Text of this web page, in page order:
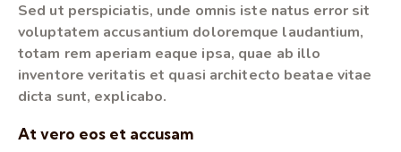
Sed ut perspiciatis, unde omnis iste natus error sit
voluptatem accusantium doloremque laudantium,
totam rem aperiam eaque ipsa, quae ab illo
inventore veritatis et quasi architecto beatae vitae
dicta sunt, explicabo.
At vero eos et accusam